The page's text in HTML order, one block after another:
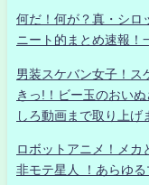
何だ！何が？真・シ
ニート的まとめ速報！
男装スケバン女子！ス
きっ!！ビー玉のおい
しろ動画まで取り上げ
ロボットアニメ！メカ
非モテ星人 ！あらゆ